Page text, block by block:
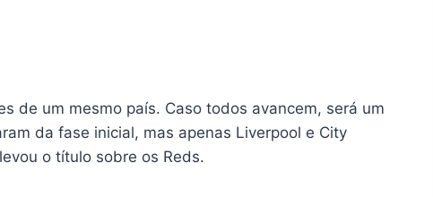
de um mesmo país. Caso todos avancem, será um
da fase inicial, mas apenas Liverpool e City
o título sobre os Reds.